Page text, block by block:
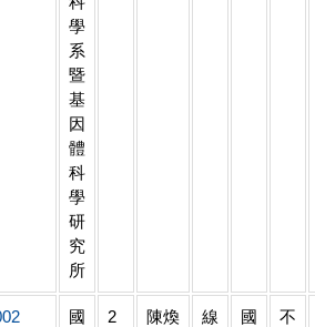
學
系
暨
基
因
體
科
學
研
究
所
國
2
陳煥
線
國
不